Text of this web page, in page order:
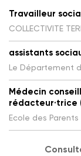
Travailleur
COLLECTIVITE
assistants
Le Département
Médecin
rédacteur·trice
Ecole des